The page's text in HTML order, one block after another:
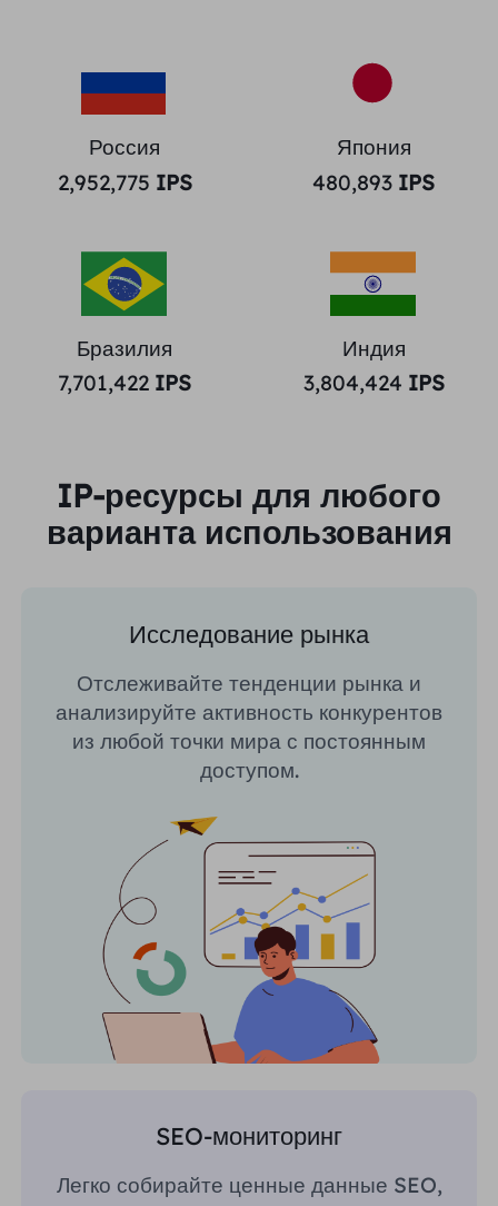
Россия
2,952,775 IPS
Япония
480,893 IPS
Бразилия
7,701,422 IPS
Индия
3,804,424 IPS
IP-ресурсы для любого
варианта использования
Исследование рынка
Отслеживайте тенденции рынка и
анализируйте активность конкурентов
из любой точки мира с постоянным
доступом.
SEO-мониторинг
Легко собирайте ценные данные SEO,